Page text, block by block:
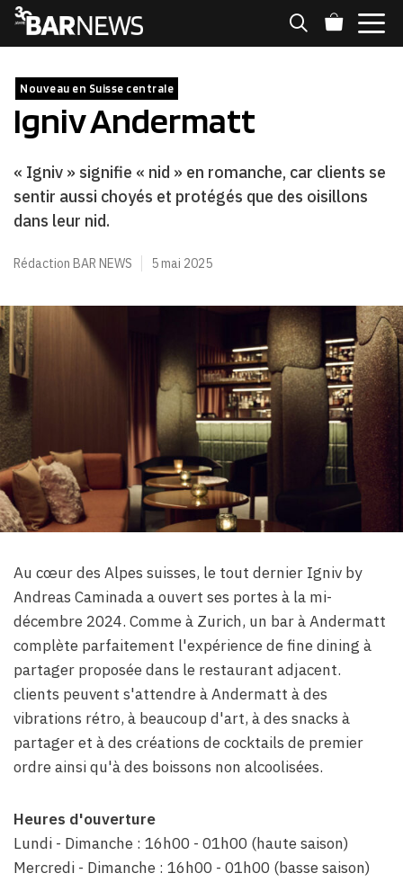
Aller
Nouveau en Suisse centrale
Igniv Andermatt
« Igniv » signifie « nid » en romanche, car clients se
sentir aussi choyés et protégés que des oisillons
dans leur nid.
Rédaction BAR NEWS 5 mai 2025
Au cœur des Alpes suisses, le tout dernier Igniv by
Andreas Caminada a ouvert ses portes à la mi-
décembre 2024. Comme à Zurich, un bar à Andermatt
complète parfaitement l'expérience de fine dining à
partager proposée dans le restaurant adjacent.
clients peuvent s'attendre à Andermatt à des
vibrations rétro, à beaucoup d'art, à des snacks à
partager et à des créations de cocktails de premier
ordre ainsi qu'à des boissons non alcoolisées.
Heures d'ouverture
Lundi - Dimanche : 16h00 - 01h00 (haute saison)
Mercredi - Dimanche : 16h00 - 01h00 (basse saison)